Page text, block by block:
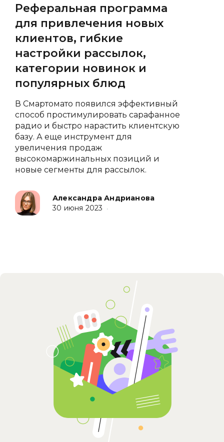
Реферальная программа
для привлечения новых
клиентов, гибкие
настройки рассылок,
категории новинок и
популярных блюд
В Смартомато появился эффективный
способ простимулировать сарафанное
радио и быстро нарастить клиентскую
базу. А еще инструмент для
увеличения продаж
высокомаржинальных позиций и
новые сегменты для рассылок.
Александра Андрианова
30 июня 2023
•